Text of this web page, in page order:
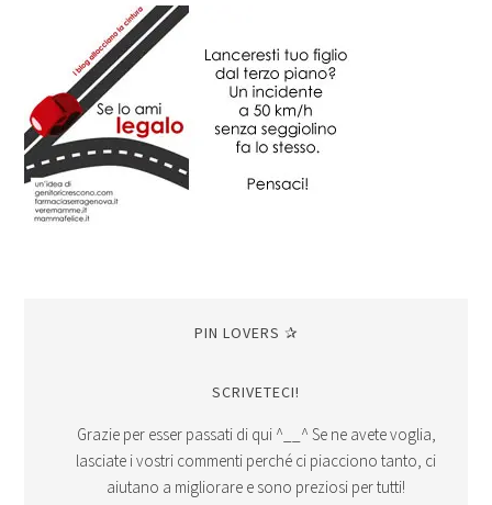
PIN LOVERS ✰
SCRIVETECI!
Grazie per esser passati di qui ^__^ Se ne avete voglia,
lasciate i vostri commenti perché ci piacciono tanto, ci
aiutano a migliorare e sono preziosi per tutti!